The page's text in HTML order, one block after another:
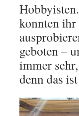
konnten ihr
geboten –
immer
denn das